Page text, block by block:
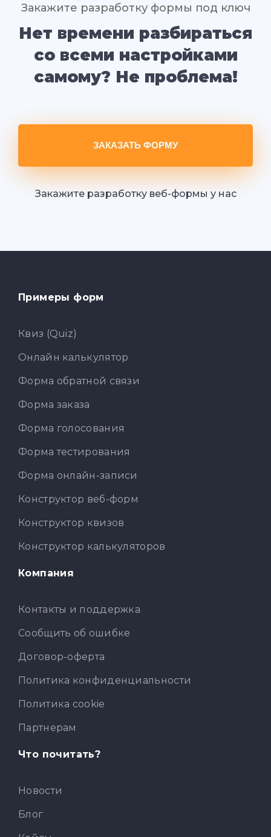
Закажите разработку формы под ключ
Нет времени разбираться
со всеми настройками
самому? Не проблема!
ЗАКАЗАТЬ ФОРМУ
Закажите разработку веб-формы у нас
Примеры форм
Квиз (Quiz)
Онлайн калькулятор
Форма обратной связи
Форма заказа
Форма голосования
Форма тестирования
Форма онлайн-записи
Конструктор веб-форм
Конструктор квизов
Конструктор калькуляторов
Компания
Контакты и поддержка
Сообщить об ошибке
Договор-оферта
Политика конфиденциальности
Политика cookie
Партнерам
Что почитать?
Новости
Блог